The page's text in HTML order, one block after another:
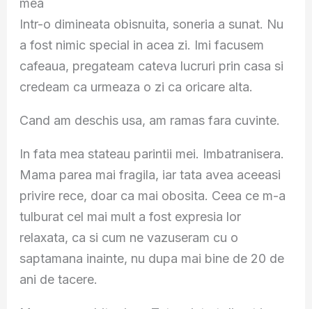
mea
Intr-o dimineata obisnuita, soneria a sunat. Nu
a fost nimic special in acea zi. Imi facusem
cafeaua, pregateam cateva lucruri prin casa si
credeam ca urmeaza o zi ca oricare alta.
Cand am deschis usa, am ramas fara cuvinte.
In fata mea stateau parintii mei. Imbatranisera.
Mama parea mai fragila, iar tata avea aceeasi
privire rece, doar ca mai obosita. Ceea ce m-a
tulburat cel mai mult a fost expresia lor
relaxata, ca si cum ne vazuseram cu o
saptamana inainte, nu dupa mai bine de 20 de
ani de tacere.